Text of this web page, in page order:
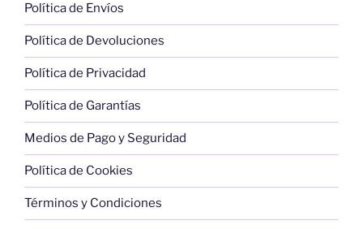
Política de Envíos
Política de Devoluciones
Política de Privacidad
Política de Garantías
Medios de Pago y Seguridad
Política de Cookies
Términos y Condiciones